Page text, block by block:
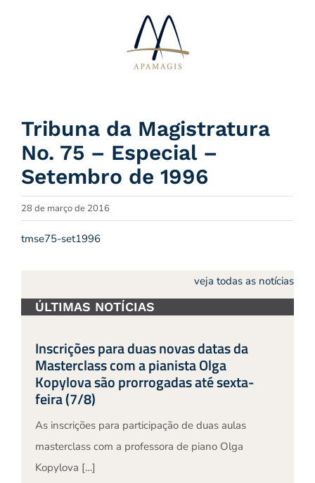
Tribuna da Magistratura
No. 75 – Especial –
Setembro de 1996
28 de março de 2016
tmse75-set1996
veja todas as notícias
ÚLTIMAS NOTÍCIAS
Inscrições para duas novas datas da
Masterclass com a pianista Olga
Kopylova são prorrogadas até sexta-
feira (7/8)
As inscrições para participação de duas aulas
masterclass com a professora de piano Olga
Kopylova […]